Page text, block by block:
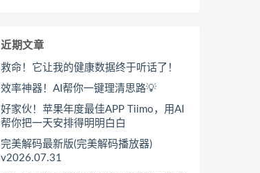
近期文章
救命！它让我的健康数据终于听话了！
效率神器！AI帮你一键理清思路💡
好家伙！苹果年度最佳APP Tiimo，用AI
帮你把一天安排得明明白白
完美解码最新版(完美解码播放器)
v2026.07.31